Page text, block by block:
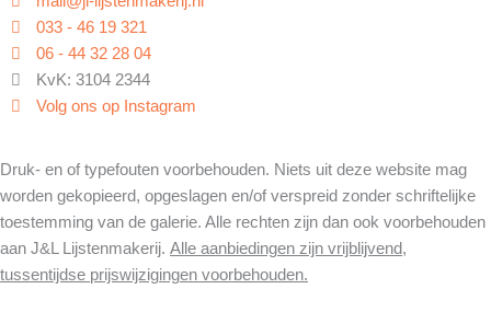
033 - 46 19 321
06 - 44 32 28 04
KvK: 3104 2344
Volg ons op Instagram
Druk- en of typefouten voorbehouden. Niets uit deze website mag
worden gekopieerd, opgeslagen en/of verspreid zonder schriftelijke
toestemming van de galerie. Alle rechten zijn dan ook voorbehouden
aan J&L Lijstenmakerij. Alle aanbiedingen zijn vrijblijvend,
tussentijdse prijswijzigingen voorbehouden.